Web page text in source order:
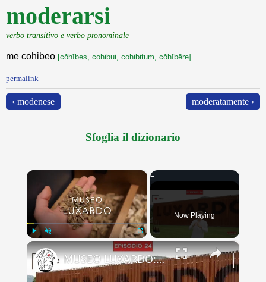
moderarsi
verbo transitivo e verbo pronominale
me cohibeo [cŏhĭbes, cohibui, cohibitum, cŏhĭbēre]
permalink
‹ modenese moderatamente ›
Sfoglia il dizionario
×
Fullscreen
Now Playing
×
MUSEO LUXARDO: Un Viaggio nel Tempo e nel Gusto